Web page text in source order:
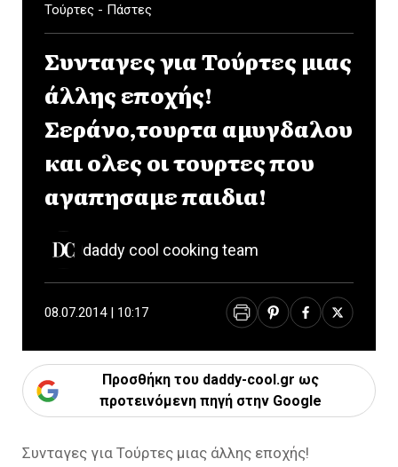
Τούρτες - Πάστες
Συνταγες για Τούρτες μιας
άλλης εποχής!
Σεράνο,τουρτα αμυγδαλου
και ολες οι τουρτες που
αγαπησαμε παιδια!
daddy cool cooking team
08.07.2014 | 10:17
Προσθήκη του daddy-cool.gr ως
προτεινόμενη πηγή στην Google
Συνταγες για Τούρτες μιας άλλης εποχής!